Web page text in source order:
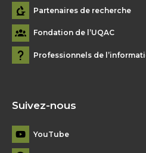
Partenaires de recherche
Fondation de l’UQAC
Professionnels de
Suivez-nous
YouTube